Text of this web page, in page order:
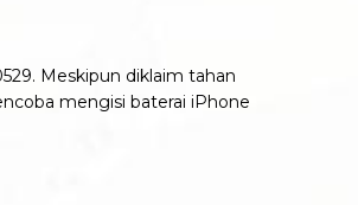
Meskipun diklaim tahan
mengisi baterai iPhone